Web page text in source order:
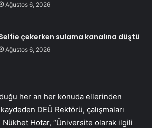
Ağustos 6, 2026
Selfie çekerken sulama kanalına düştü
Ağustos 6, 2026
her an her konuda ellerinden
DEÜ Rektörü, çalışmaları
Hotar, “Üniversite olarak ilgili